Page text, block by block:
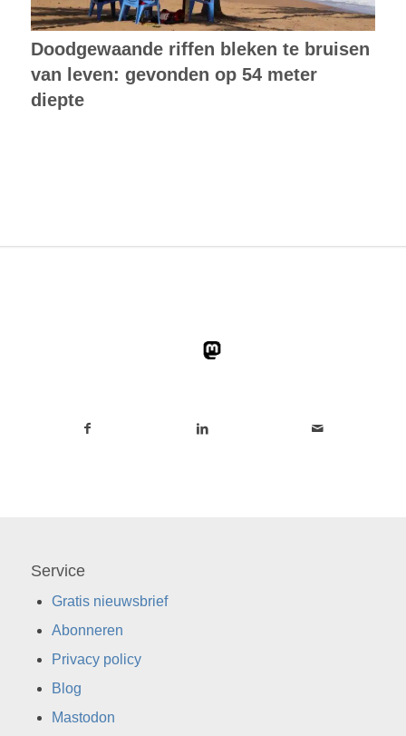
Doodgewaande riffen bleken te bruisen
van leven: gevonden op 54 meter
diepte
Service
Gratis nieuwsbrief
Abonneren
Privacy policy
Blog
Mastodon